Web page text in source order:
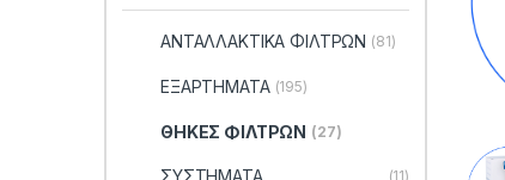
ΑΝΤΑΛΛΑΚΤΙΚΑ ΦΙΛΤΡΩΝ (81)
ΕΞΑΡΤΗΜΑΤΑ (195)
ΘΗΚΕΣ ΦΙΛΤΡΩΝ (27)
(11)